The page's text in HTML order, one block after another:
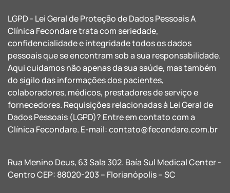
LGPD - Lei Geral de Proteção de Dados Pessoais A
Clínica Fecondare trata com seriedade,
confidencialidade e integridade todos os dados
pessoais que se encontram sob a sua responsabilidade.
Aqui cuidamos não apenas da sua saúde, mas também
do sigilo das informações dos pacientes,
colaboradores, médicos, prestadores de serviço e
fornecedores. Requisições relacionadas à Lei Geral de
Dados Pessoais (LGPD)? Entre em contato com a
Clínica Fecondare. E-mail:contato@fecondare.com.br
Rua Menino Deus, 63 Sala 302. Baía Sul Medical Center -
Centro CEP: 88020-203 – Florianópolis – SC